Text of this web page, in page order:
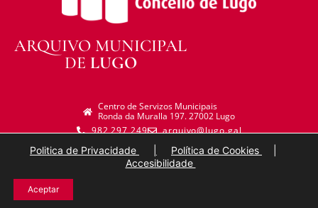
ARQUIVO MUNICIPAL
DE LUGO
Centro de Servizos Municipais
Ronda da Muralla 197. 27002 Lugo
982 297 249
arquivo@lugo.gal
Politica de Privacidade
Política de Cookies
Accesibilidade
Aceptar